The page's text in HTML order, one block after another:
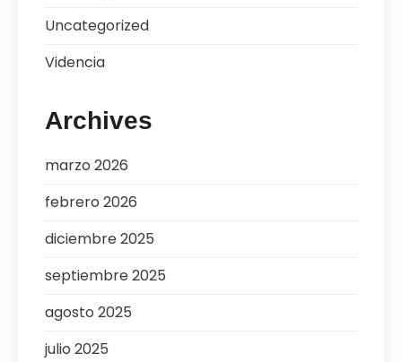
Uncategorized
Videncia
Archives
marzo 2026
febrero 2026
diciembre 2025
septiembre 2025
agosto 2025
julio 2025